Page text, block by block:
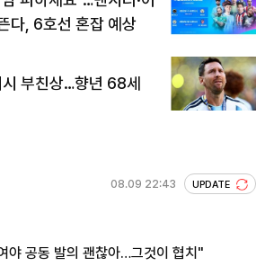
다, 6호선 혼잡 예상
부친상…향년 68세
08.09 22:43 UPDATE
야 공동 발의 괜찮아…그것이 협치"